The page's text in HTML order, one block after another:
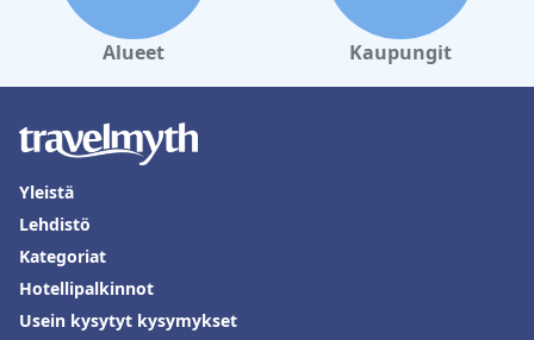
Alueet Kaupungit
Yleistä
Lehdistö
Kategoriat
Hotellipalkinnot
Usein kysytyt kysymykset